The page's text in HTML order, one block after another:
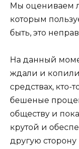
Мы оцениваем
которым
быть, это
На данный
ждали и
средствах, кто-
бешеные
обществу и
крутой и
другую сторону